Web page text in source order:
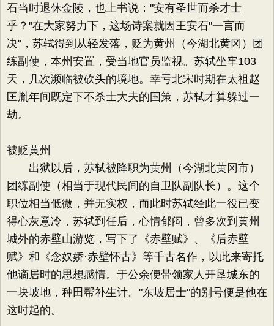
石当时退休金陵，也上书说："安有圣世而杀才士
乎？"在大家努力下，这场诗案就因王安石"一言而
决"，苏轼得到从轻发落，贬为黄州（今湖北黄冈）团
练副使，本州安置，受当地官员监视。苏轼坐牢103
天，几次濒临被砍头的境地。幸亏北宋时期在太祖赵
匡胤年间既定下不杀士大夫的国策，苏轼才算躲过一
劫。
被贬黄州
出狱以后，苏轼被降职为黄州（今湖北黄冈市）
团练副使（相当于现代民间的自卫队副队长）。这个
职位相当低微，并无实权，而此时苏轼经此一役已变
得心灰意冷，苏轼到任后，心情郁闷，曾多次到黄州
城外的赤壁山游览，写下了《赤壁赋》、《后赤壁
赋》和《念奴娇·赤壁怀古》等千古名作，以此来寄托
他谪居时的思想感情。于公余便带领家人开垦城东的
一块坡地，种田帮补生计。"东坡居士"的别号便是他在
这时起的。